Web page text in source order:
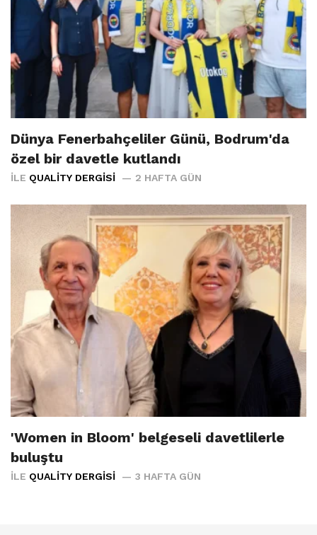
Dünya Fenerbahçeliler Günü, Bodrum'da
özel bir davetle kutlandı
İLE QUALITY DERGISI 2 HAFTA GÜN
'Women in Bloom' belgeseli davetlilerle
buluştu
İLE QUALITY DERGISI 3 HAFTA GÜN